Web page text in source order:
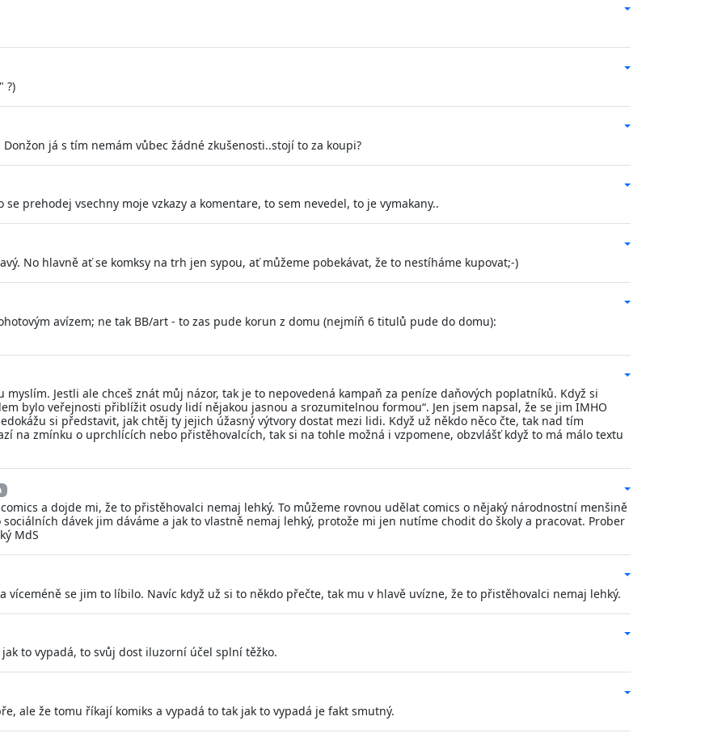
?)
já s tím nemám vůbec žádné zkušenosti..stojí to za koupi?
prehodej vsechny moje vzkazy a komentare, to sem nevedel, to je vymakany..
No hlavně ať se komksy na trh jen sypou, ať můžeme pobekávat, že to nestíháme kupovat;-)
avízem; ne tak BB/art - to zas pude korun z domu (nejmíň 6 titulů pude do domu):
myslím. Jestli ale chceš znát můj názor, tak je to nepovedená kampaň za peníze daňových poplatníků. Když si
bylo veřejnosti přiblížit osudy lidí nějakou jasnou a srozumitelnou formou“. Jen jsem napsal, že se jim IMHO
si představit, jak chtěj ty jejich úžasný výtvory dostat mezi lidi. Když už někdo něco čte, tak nad tím
na zmínku o uprchlících nebo přistěhovalcích, tak si na tohle možná i vzpomene, obzvlášť když to má málo textu
a dojde mi, že to přistěhovalci nemaj lehký. To můžeme rovnou udělat comics o nějaký národnostní menšině
dávek jim dáváme a jak to vlastně nemaj lehký, protože mi jen nutíme chodit do školy a pracovat. Prober
MdS
víceméně se jim to líbilo. Navíc když už si to někdo přečte, tak mu v hlavě uvízne, že to přistěhovalci nemaj lehký.
jak to vypadá, to svůj dost iluzorní účel splní těžko.
ale že tomu říkají komiks a vypadá to tak jak to vypadá je fakt smutný.